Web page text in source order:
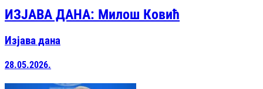
ИЗЈАВА ДАНА: Милош Ковић
Изјава дана
28.05.2026.